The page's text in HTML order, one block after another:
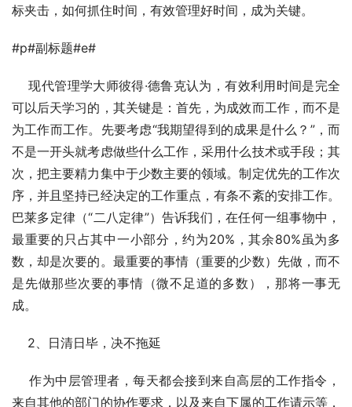
标夹击，如何抓住时间，有效管理好时间，成为关键。
#p#副标题#e#
现代管理学大师彼得·德鲁克认为，有效利用时间是完全
可以后天学习的，其关键是：首先，为成效而工作，而不是
为工作而工作。先要考虑“我期望得到的成果是什么？”，而
不是一开头就考虑做些什么工作，采用什么技术或手段；其
次，把主要精力集中于少数主要的领域。制定优先的工作次
序，并且坚持已经决定的工作重点，有条不紊的安排工作。
巴莱多定律（“二八定律”）告诉我们，在任何一组事物中，
最重要的只占其中一小部分，约为20%，其余80%虽为多
数，却是次要的。最重要的事情（重要的少数）先做，而不
是先做那些次要的事情（微不足道的多数），那将一事无
成。
2、日清日毕，决不拖延
作为中层管理者，每天都会接到来自高层的工作指令，
来自其他的部门的协作要求，以及来自下属的工作请示等，